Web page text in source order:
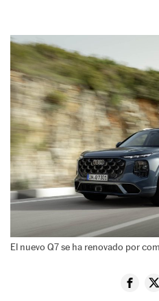
El nuevo Q7 se ha renovado por